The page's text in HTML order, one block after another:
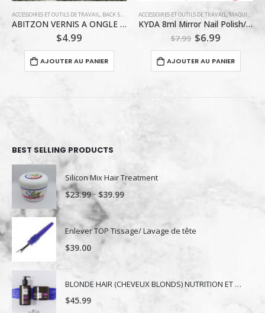
,MAQUILLAGE / VERNIS À ONGLE,VERNIS ABITZON
ACCESSOIRES ET OUTILS DE TRAVAIL MAQUILLAGE / VERNIS À ONGLE
KYDA 8ml Mirror Nail Polish/08 COLOR
7.99 Le
initial
était :
$7.99.
$6.99
actuel
est :
$6.99.
AJOUTER AU PANIER
ACCESSOIRES ET OUTILS DE TRAVAIL PORTE-CLÉS
MONTRE DE POCHE/ BLANCHE / PORTE CLÉ
$2.99
AJOUTER AU PANIER
BEST SELLING PRODUCTS
Silicon Mix Hair Treatment
$23.99– $39.99
Enlever TOP Tissage/ Lavage de tête
$39.00
BLONDE HAIR (CHEVEUX BLONDS) NUTRITION ET NUANCE
$45.99